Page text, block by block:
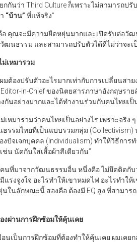
กกันว่า Third Culture ก็เพราะไม่สามารถป
“บ้าน” ที่แท้จริง”
คุณจะมีความยืดหยุ่นมากและเปิดรับต่อวัฒ
ฒนธรรม และสามารถปรับตัวได้ดีไม่ว่าจะเ
เหมารวม
มต้องปรับตัวอะไรมากเท่ากับการเปลี่ยนสา
in-Chief ของนิตยสารภาษาอังกฤษร
กันอย่างมากและได้ทำงานร่วมกับคนไทยเ
เหมารวมว่าคนไทยเป็นอย่างไร เพราะจริ
รรมไทยที่เป็นแบบรวมกลุ่ม
ปัจเจกบุคคล (Individualism) ทำให้วิธีกา
ช่น นัดกันใส่เสื้อผ้าสีเดียวกัน”
นที่มาจากวัฒนธรรมอื่น หนึ่งคือ ไม่ยึดติดกั
รงจูงใจ อะไรทำให้เขาหมดไฟ อะไรทำให้
นลักษณะนี้ สองคือ ต้องมี EQ สูง ที่สามาร
งผ่านการฝึกซ้อมให้คุ้นเคย
นเป็นการฝึกซ้อมที่ต้องทำให้คุ้นเคย ผมเคย